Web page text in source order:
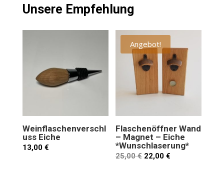
Unsere Empfehlung
Weinflaschenverschl
uss Eiche
13,00 €
Angebot!
Flaschenöffner Wand
– Magnet – Eiche
*Wunschlaserung*
25,00€ 22,00€